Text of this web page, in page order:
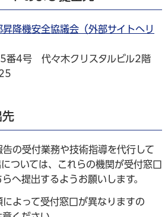
降機安全協議会（外部サイトへリ
番4号 代々木クリスタルビル2階
先
告の受付業務や技術指導を代行して
ついては、これらの機関が受付窓口
へ提出するようお願いします。
よって受付窓口が異なりますの